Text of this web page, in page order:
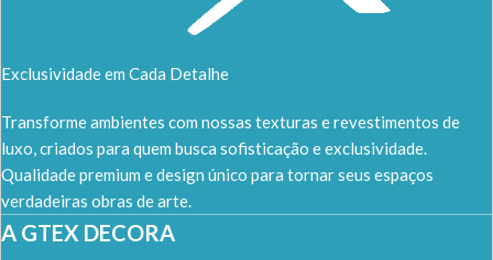
Exclusividade em Cada Detalhe
Transforme ambientes com nossas texturas e revestimentos de
luxo, criados para quem busca sofisticação e exclusividade.
Qualidade premium e design único para tornar seus espaços
verdadeiras obras de arte.
A GTEX DECORA